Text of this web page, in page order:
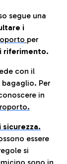
segue una
i
per
riferimento.
con il
bagaglio. Per
in
essere
si